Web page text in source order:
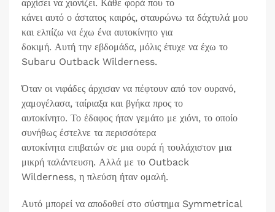
αρχίσει να χιονίζει. Κάθε φορά που το
κάνει αυτό ο άστατος καιρός, σταυρώνω τα δάχτυλά μου
και ελπίζω να έχω ένα αυτοκίνητο για
δοκιμή. Αυτή την εβδομάδα, μόλις έτυχε να έχω το
Subaru Outback Wilderness.
Όταν οι νιφάδες άρχισαν να πέφτουν από τον ουρανό,
χαμογέλασα, ταίριαξα και βγήκα προς το
αυτοκίνητο. Το έδαφος ήταν γεμάτο με χιόνι, το οποίο
συνήθως έστελνε τα περισσότερα
αυτοκίνητα επιβατών σε μια ουρά ή τουλάχιστον μια
μικρή ταλάντευση. Αλλά με το Outback
Wilderness, η πλεύση ήταν ομαλή.
Αυτό μπορεί να αποδοθεί στο σύστημα Symmetrical